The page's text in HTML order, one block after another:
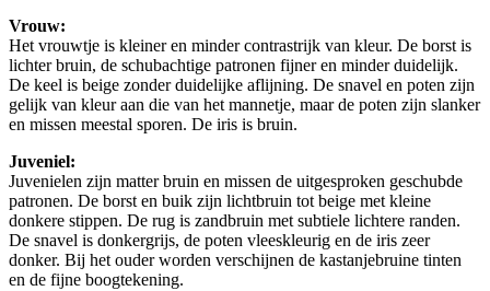
Vrouw:
Het vrouwtje is kleiner en minder contrastrijk van kleur. De borst is
lichter bruin, de schubachtige patronen fijner en minder duidelijk.
De keel is beige zonder duidelijke aflijning. De snavel en poten zijn
gelijk van kleur aan die van het mannetje, maar de poten zijn slanker
en missen meestal sporen. De iris is bruin.
Juveniel:
Juvenielen zijn matter bruin en missen de uitgesproken geschubde
patronen. De borst en buik zijn lichtbruin tot beige met kleine
donkere stippen. De rug is zandbruin met subtiele lichtere randen.
De snavel is donkergrijs, de poten vleeskleurig en de iris zeer
donker. Bij het ouder worden verschijnen de kastanjebruine tinten
en de fijne boogtekening.